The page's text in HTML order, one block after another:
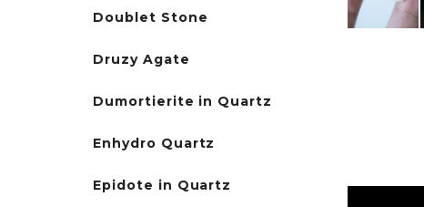
Doublet Stone
Druzy Agate
Dumortierite in Quartz
Enhydro Quartz
Epidote in Quartz